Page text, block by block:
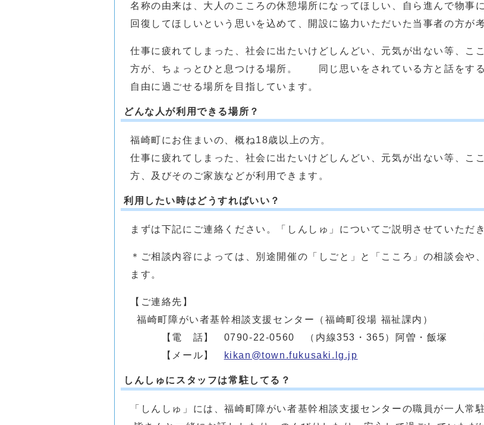
名称の由来は、大人のこころの休憩場所になってほしい、自ら進んで物事
回復してほしいという思いを込めて、開設に協力いただいた当事者の方が
仕事に疲れてしまった、社会に出たいけどしんどい、元気が出ない等、こ
方が、ちょっとひと息つける場所。 同じ思いをされている方と話をす
自由に過ごせる場所を目指しています。
どんな人が利用できる場所？
福崎町にお住まいの、概ね18歳以上の方。
仕事に疲れてしまった、社会に出たいけどしんどい、元気が出ない等、こ
方、及びそのご家族などが利用できます。
利用したい時はどうすればいい？
まずは下記にご連絡ください。「しんしゅ」についてご説明させていただき
＊ご相談内容によっては、別途開催の「しごと」と「こころ」の相談会や
ます。
【ご連絡先】
福崎町障がい者基幹相談支援センター（福崎町役場 福祉課内）
【電 話】 0790-22-0560 （内線353・365）阿曽・飯塚 【
【メール】
kikan@town.fukusaki.lg.jp
しんしゅにスタッフは常駐してる？
「しんしゅ」には、福崎町障がい者基幹相談支援センターの職員が一人常